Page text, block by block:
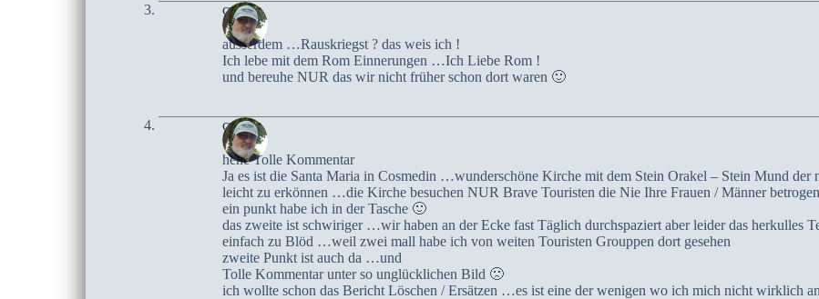
czoczo
ausserdem …Rauskriegst ? das weis ich !
Ich lebe mit dem Rom Einnerungen …Ich Liebe Rom !
und bereuhe NUR das wir nicht früher schon dort waren 🙂
czoczo
hehe Tolle Kommentar
Ja es ist die Santa Maria in Cosmedin …wunderschöne Kirche mit dem Stein Orakel – Stein Mund
leicht zu erkönnen …die Kirche besuchen NUR Brave Touristen die Nie Ihre Frauen / Männer
ein punkt habe ich in der Tasche 🙂
das zweite ist schwiriger …wir haben an der Ecke fast Täglich durchspaziert aber leider das herkulles
einfach zu Blöd …weil zwei mall habe ich von weiten Touristen Grouppen dort gesehen
zweite Punkt ist auch da …und
Tolle Kommentar unter so unglücklichen Bild 🙁
ich wollte schon das Bericht Löschen / Ersätzen …es ist eine der wenigen wo ich mich nicht wirklich